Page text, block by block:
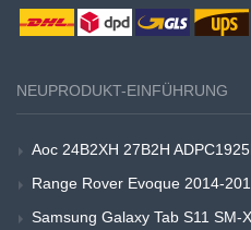
NEUPRODUKT-EINFÜHRUNG
Aoc 24B2XH 27B2H
Range Rover Evoque 2014-
Samsung Galaxy Tab S11 SM-